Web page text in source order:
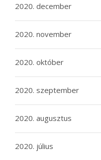
2020. december
2020. november
2020. október
2020. szeptember
2020. augusztus
2020. július